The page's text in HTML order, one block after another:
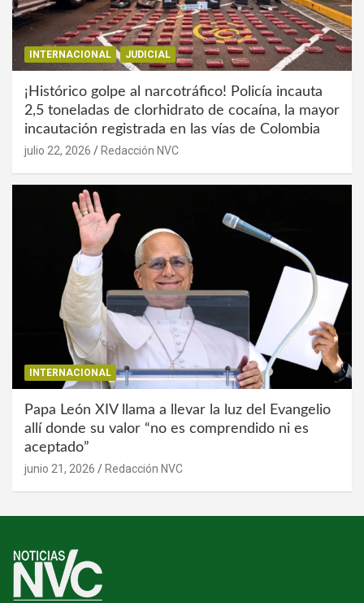
INTERNACIONAL JUDICIAL
¡Histórico golpe al narcotráfico! Policía incauta
2,5 toneladas de clorhidrato de cocaína, la mayor
incautación registrada en las vías de Colombia
julio 22, 2026 Redacción NVC
INTERNACIONAL
Papa León XIV llama a llevar la luz del Evangelio
allí donde su valor “no es comprendido ni es
aceptado”
junio 21, 2026 Redacción NVC